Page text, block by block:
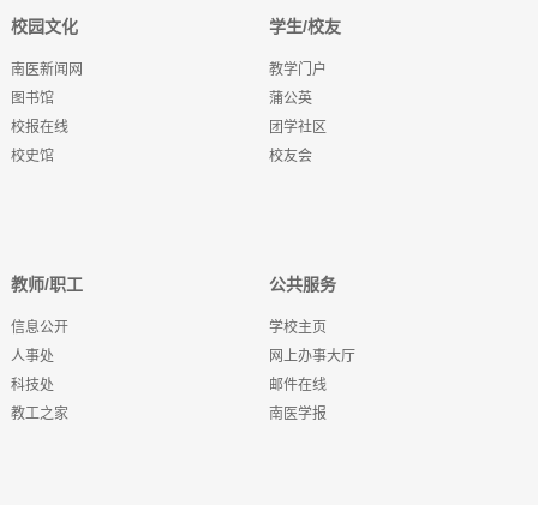
校园文化
南医新闻网
图书馆
校报在线
校史馆
学生/校友
教学门户
蒲公英
团学社区
校友会
教师/职工
信息公开
人事处
科技处
教工之家
公共服务
学校主页
网上办事大厅
邮件在线
南医学报